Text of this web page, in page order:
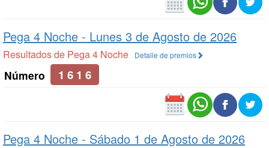
Pega 4 Noche - Lunes 3 de Agosto de 2026
Resultados de Pega 4 Noche Detalle de premios
Número 1 6 1 6
Pega 4 Noche - Sábado 1 de Agosto de 2026